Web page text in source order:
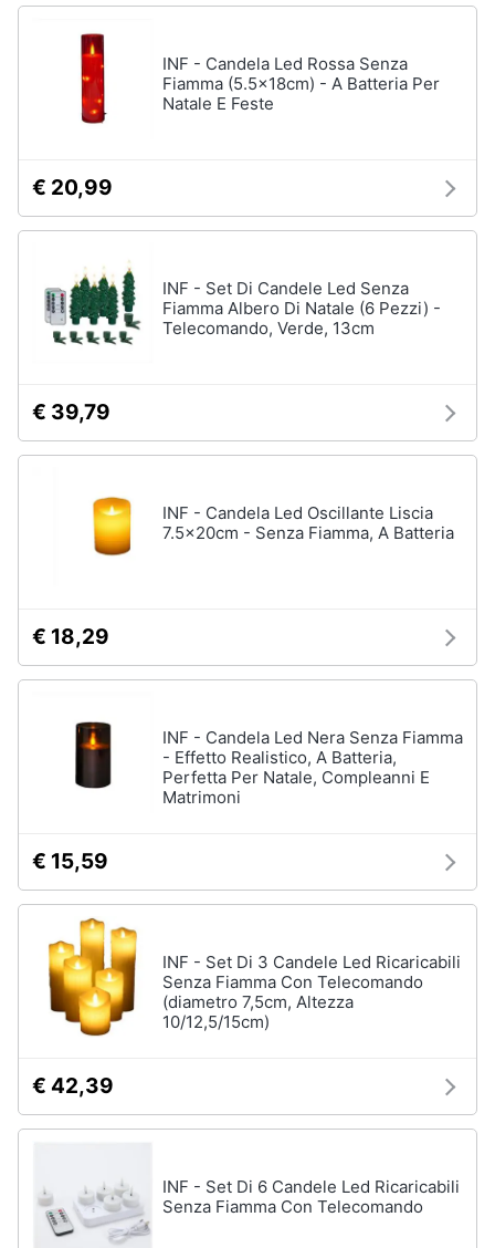
INF - Candela Led Rossa Senza
Fiamma (5.5x18cm) - A Batteria Per
Natale E Feste
€ 20,99
INF - Set Di Candele Led Senza
Fiamma Albero Di Natale (6 Pezzi) -
Telecomando, Verde, 13cm
€ 39,79
INF - Candela Led Oscillante Liscia
7.5x20cm - Senza Fiamma, A Batteria
€ 18,29
INF - Candela Led Nera Senza Fiamma
- Effetto Realistico, A Batteria,
Perfetta Per Natale, Compleanni E
Matrimoni
€ 15,59
INF - Set Di 3 Candele Led Ricaricabili
Senza Fiamma Con Telecomando
(diametro 7,5cm, Altezza
10/12,5/15cm)
€ 42,39
INF - Set Di 6 Candele Led Ricaricabili
Senza Fiamma Con Telecomando